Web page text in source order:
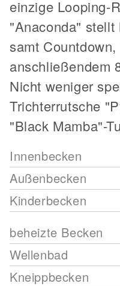
einzige Looping-
"Anaconda"
samt
anschließendem
Nicht weniger
Trichterrutsche
"Black Mamba"-
Innenbecken
Außenbecken
Kinderbecken
beheizte Becken
Wellenbad
Kneippbecken